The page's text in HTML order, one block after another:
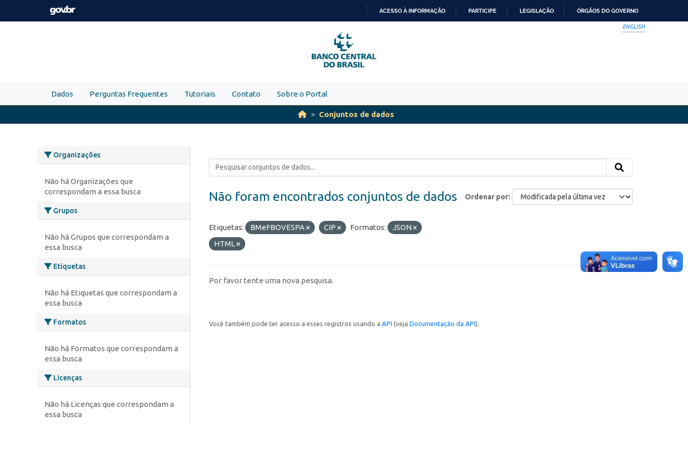
Skip to main content
PARA
O
CONTEÚDO
ACESSO À INFORMAÇÃO PARTICIPE LEGISLAÇÃO ÓRGÃOS DO GOVERNO
ENGLISH
Dados Perguntas Frequentes Tutoriais Contato Sobre o Portal
Conjuntos de dados
Organizações
Não há Organizações que
correspondam a essa busca
Grupos
Não há Grupos que correspondam a
essa busca
Etiquetas
Não há Etiquetas que correspondam a
essa busca
Formatos
Não há Formatos que correspondam a
essa busca
Licenças
Não há Licenças que correspondam a
essa busca
Ordenar por
Não foram encontrados conjuntos de dados
Etiquetas: BMeFBOVESPA CIP Formatos:
JSON
HTML
Por favor tente uma nova pesquisa.
Você também pode ter acesso a esses registros usando a API (veja Documentação da API).